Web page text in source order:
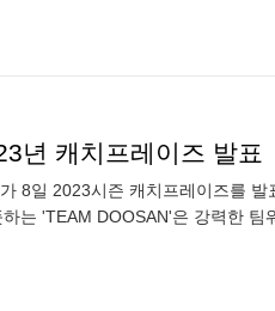
년 캐치프레이즈 발표
8일 2023시즌 캐치프레이즈를
는 'TEAM DOOSAN'은 강력한